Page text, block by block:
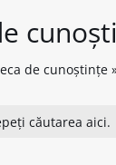
de cunoștințe